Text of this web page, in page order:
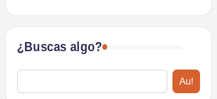
¿Buscas algo?
Au!